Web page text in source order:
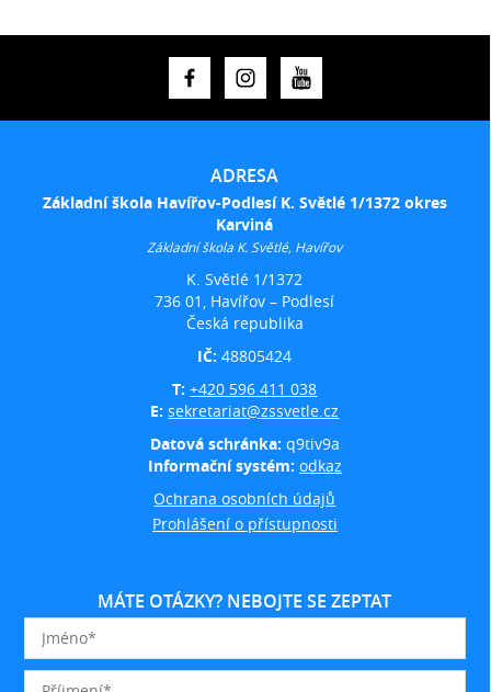
ADRESA
Základní škola Havířov-Podlesí K. Světlé 1/1372 okres
Karviná
Základní škola K. Světlé, Havířov
K. Světlé 1/1372
736 01, Havířov – Podlesí
Česká republika
IČ:48805424
T:+420 596 411 038
E:sekretariat@zssvetle.cz
Datová schránka: q9tiv9a
Informační systém: odkaz
Ochrana osobních údajů
Prohlášení o přístupnosti
MÁTE OTÁZKY? NEBOJTE SE ZEPTAT